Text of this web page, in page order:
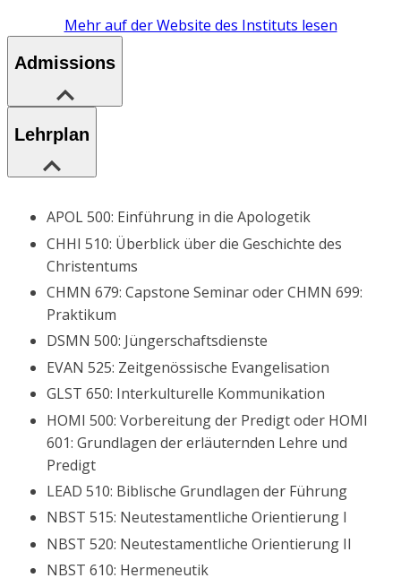
Mehr auf der Website des Instituts lesen
Admissions
Lehrplan
APOL 500: Einführung in die Apologetik
CHHI 510: Überblick über die Geschichte des
Christentums
CHMN 679: Capstone Seminar oder CHMN 699:
Praktikum
DSMN 500: Jüngerschaftsdienste
EVAN 525: Zeitgenössische Evangelisation
GLST 650: Interkulturelle Kommunikation
HOMI 500: Vorbereitung der Predigt oder HOMI
601: Grundlagen der erläuternden Lehre und
Predigt
LEAD 510: Biblische Grundlagen der Führung
NBST 515: Neutestamentliche Orientierung I
NBST 520: Neutestamentliche Orientierung II
NBST 610: Hermeneutik